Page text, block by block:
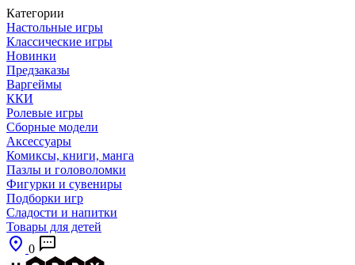
Категории
Настольные игры
Классические игры
Новинки
Предзаказы
Варгеймы
ККИ
Ролевые игры
Сборные модели
Аксессуары
Комиксы, книги, манга
Пазлы и головоломки
Фигурки и сувениры
Подборки игр
Сладости и напитки
Товары для детей
0